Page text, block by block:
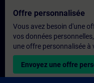
Offre personnalisée
Vous avez besoin d'une
vos données
une offre personnalisée à
Envoyez une offre